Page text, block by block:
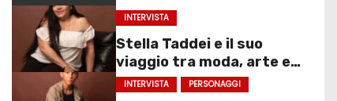
sociale
INTERVISTA
Stella Taddei e il suo
viaggio tra moda, arte e
spettacolo
INTERVISTA PERSONAGGI